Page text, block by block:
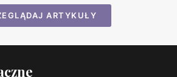
ARTYKUŁY